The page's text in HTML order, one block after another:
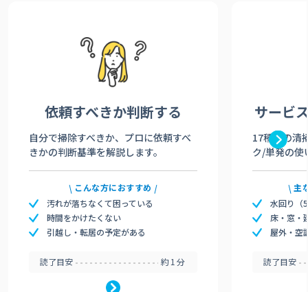
依頼すべきか判断する
自分で掃除すべきか、プロに依頼すべ
きかの判断基準を解説します。
こんな方におすすめ
汚れが落ちなくて困っている
時間をかけたくない
引越し・転居の予定がある
読了目安 約1分
サービ
17種類の清
ク/単発の使
主
水回り（
床・窓・
屋外・空
読了目安